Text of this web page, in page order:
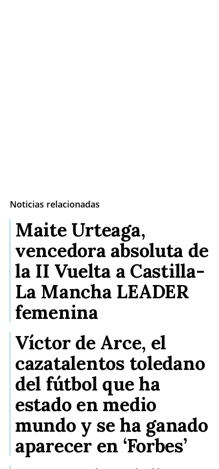
Noticias relacionadas
Maite Urteaga,
vencedora absoluta de
la II Vuelta a Castilla-
La Mancha LEADER
femenina
Víctor de Arce, el
cazatalentos toledano
del fútbol que ha
estado en medio
mundo y se ha ganado
aparecer en ‘Forbes’